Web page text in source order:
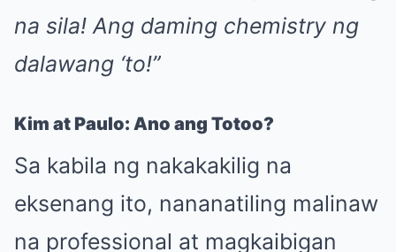
na sila! Ang daming chemistry ng
dalawang ‘to!”
Kim at Paulo: Ano ang Totoo?
Sa kabila ng nakakakilig na
eksenang ito, nananatiling malinaw
na professional at magkaibigan